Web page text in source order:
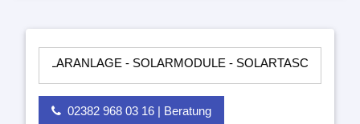
- SOLARMODULE - SOLARTASCHEN -
02382 968 03 16 | Beratung